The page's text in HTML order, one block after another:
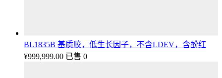
BL1835B 基质胶，低生长因子，不含LDEV，含酚红
¥999,999.00 已售 0